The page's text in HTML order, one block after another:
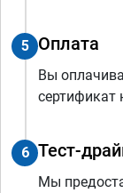
5 Оплата
Вы
сертификат
6 Тест-
Мы